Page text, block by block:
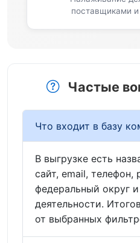
поставщиками
Частые
Что входит в базу
В выгрузке есть
сайт, email, телефон,
федеральный округ и
деятельности.
от выбранных